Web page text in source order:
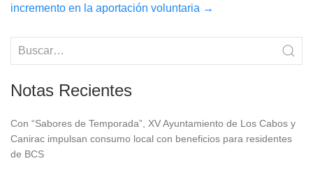
incremento en la aportación voluntaria →
Notas Recientes
Con “Sabores de Temporada”, XV Ayuntamiento de Los Cabos y
Canirac impulsan consumo local con beneficios para residentes
de BCS